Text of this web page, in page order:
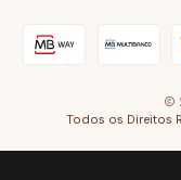
Todos os Direitos